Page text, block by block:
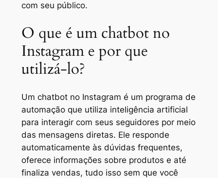
com seu público.
O que é um chatbot no
Instagram e por que
utilizá-lo?
Um chatbot no Instagram é um programa de
automação que utiliza inteligência artificial
para interagir com seus seguidores por meio
das mensagens diretas. Ele responde
automaticamente às dúvidas frequentes,
oferece informações sobre produtos e até
finaliza vendas, tudo isso sem que você